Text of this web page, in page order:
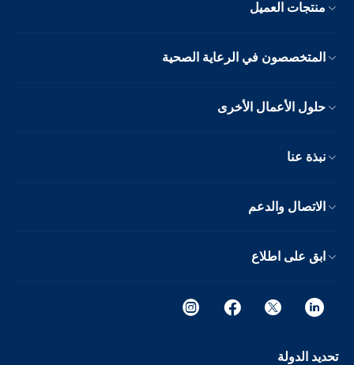
منتجات العميل
المتخصصون في الرعاية الصحية
حلول الأعمال الأخرى
نبذة عنا
الاتصال والدعم
ابق على اطلاع
تحديد الدولة